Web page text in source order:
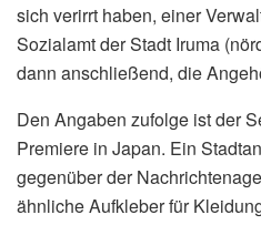
sich verirrt haben, einer
Sozialamt der Stadt Iruma
dann anschließend, die
Den Angaben zufolge ist der
Premiere in Japan. Ein
gegenüber der
ähnliche Aufkleber für